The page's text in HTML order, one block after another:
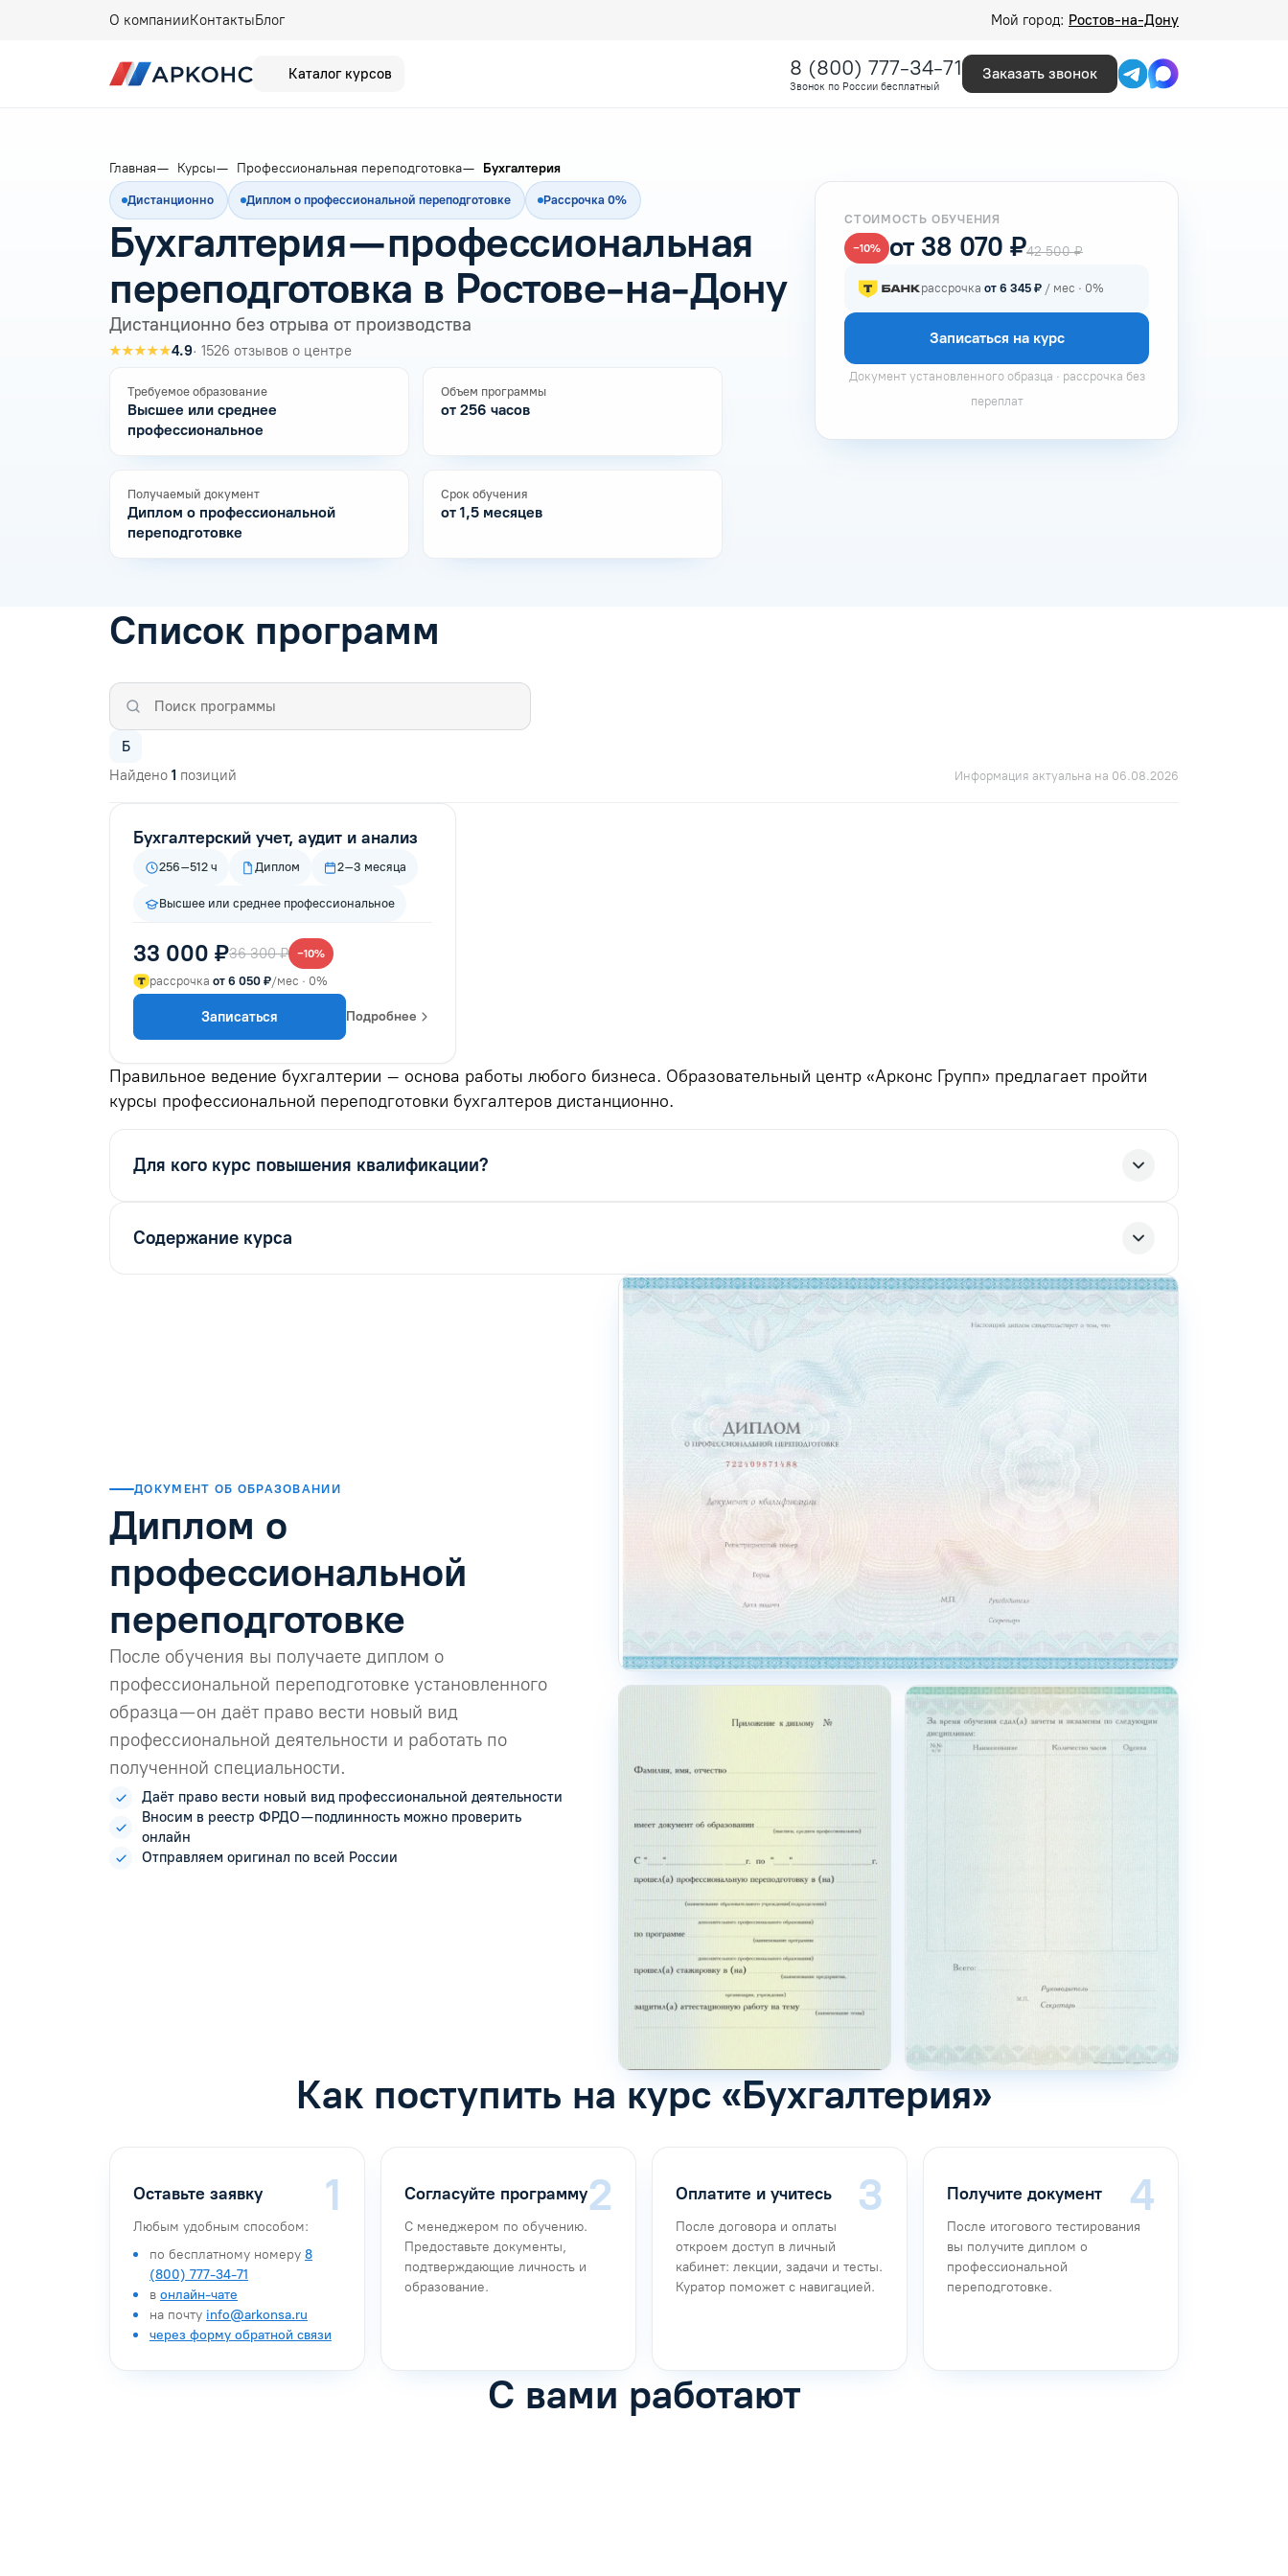
О компанииКонтактыБлог Мой город: Ростов-на-Дону
Каталог курсов 8 (800) 777-34-71
Звонок по России бесплатный
Заказать звонок
Главная Курсы Профессиональная переподготовка Бухгалтерия
Дистанционно Диплом о профессиональной переподготовке Рассрочка 0%
Бухгалтерия — профессиональная
переподготовка в Ростове-на-Дону
Дистанционно без отрыва от производства
★★★★★4.9· 1526 отзывов о центре
Требуемое образование
Высшее или среднее
профессиональное
Объем программы
от 256 часов
Получаемый документ
Диплом о профессиональной
переподготовке
Срок обучения
от 1,5 месяцев
СТОИМОСТЬ ОБУЧЕНИЯ
−10% от 38 070 ₽42 500 ₽
рассрочка от 6 345 ₽ / мес · 0%
Записаться на курс
Документ установленного образца · рассрочка без
переплат
Список программ
Б
Найдено 1 позиций Информация актуальна на 06.08.2026
Бухгалтерский учет, аудит и анализ
256–512 ч Диплом 2–3 месяца
Высшее или среднее профессиональное
33 000 ₽36 300 ₽ −10%
рассрочка от 6 050 ₽/мес · 0%
Записаться Подробнее
Правильное ведение бухгалтерии – основа работы любого бизнеса. Образовательный центр «Арконс Групп» предлагает пройти
курсы профессиональной переподготовки бухгалтеров дистанционно.
Для кого курс повышения квалификации?
Содержание курса
ДОКУМЕНТ ОБ ОБРАЗОВАНИИ
Диплом о
профессиональной
переподготовке
После обучения вы получаете диплом о
профессиональной переподготовке установленного
образца — он даёт право вести новый вид
профессиональной деятельности и работать по
полученной специальности.
Даёт право вести новый вид профессиональной деятельности
Вносим в реестр ФРДО — подлинность можно проверить
онлайн
Отправляем оригинал по всей России
Как поступить на курс «Бухгалтерия»
Оставьте заявку
Любым удобным способом:
по бесплатному номеру 8
(800) 777-34-71
в онлайн-чате
на почту info@arkonsa.ru
через форму обратной связи
Согласуйте программу
С менеджером по обучению.
Предоставьте документы,
подтверждающие личность и
образование.
Оплатите и учитесь
После договора и оплаты
откроем доступ в личный
кабинет: лекции, задачи и тесты.
Куратор поможет с навигацией.
Получите документ
После итогового тестирования
вы получите диплом о
профессиональной
переподготовке.
С вами работают